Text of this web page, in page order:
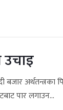
उचाइ
अर्थतन्त्रका
पार लगाउन...